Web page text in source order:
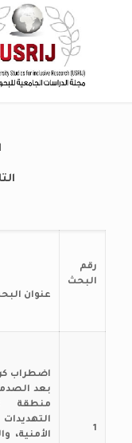
عنوان
رقم
البحث
اضطراب
بعد
منطقة
التهديدات
الأمنية،
1